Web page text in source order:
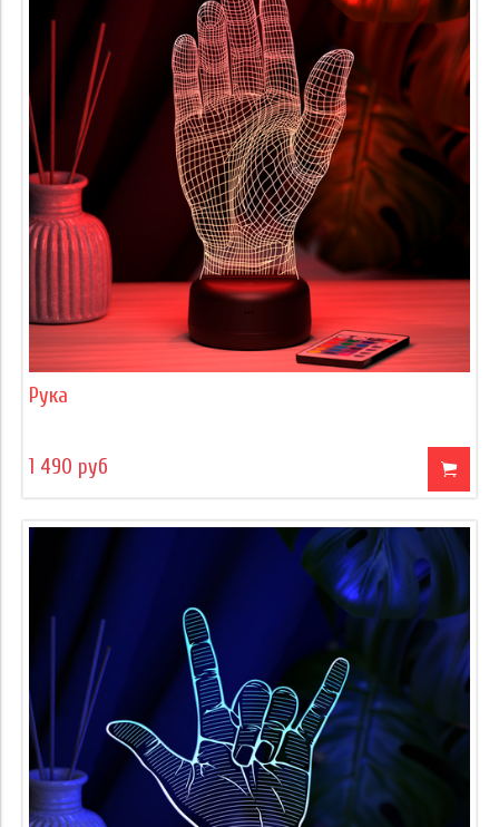
Рука
1 490 руб